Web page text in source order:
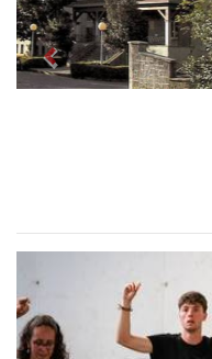
Previous